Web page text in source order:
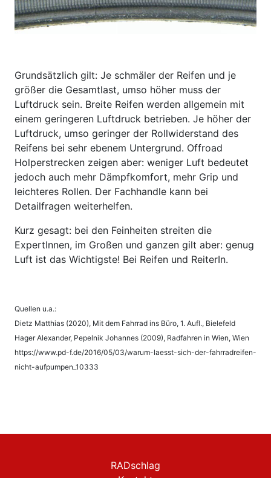
Grundsätzlich gilt: Je schmäler der Reifen und je
größer die Gesamtlast, umso höher muss der
Luftdruck sein. Breite Reifen werden allgemein mit
einem geringeren Luftdruck betrieben. Je höher der
Luftdruck, umso geringer der Rollwiderstand des
Reifens bei sehr ebenem Untergrund. Offroad
Holperstrecken zeigen aber: weniger Luft bedeutet
jedoch auch mehr Dämpfkomfort, mehr Grip und
leichteres Rollen. Der Fachhandle kann bei
Detailfragen weiterhelfen.
Kurz gesagt: bei den Feinheiten streiten die
ExpertInnen, im Großen und ganzen gilt aber: genug
Luft ist das Wichtigste! Bei Reifen und ReiterIn.
Quellen u.a.:
Dietz Matthias (2020), Mit dem Fahrrad ins Büro, 1. Aufl., Bielefeld
Hager Alexander, Pepelnik Johannes (2009), Radfahren in Wien, Wien
https://www.pd-f.de/2016/05/03/warum-laesst-sich-der-fahrradreifen-
nicht-aufpumpen_10333
RADschlag